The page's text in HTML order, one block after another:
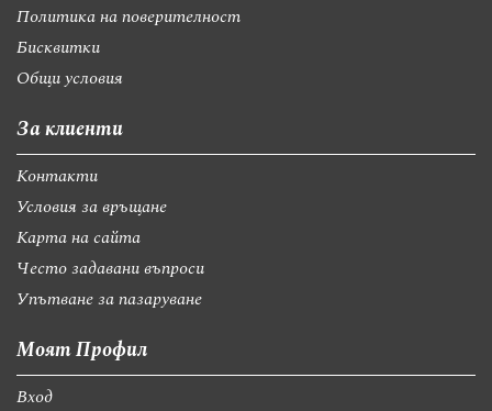
Политика на поверителност
Бисквитки
Общи условия
За клиенти
Контакти
Условия за връщане
Карта на сайта
Често задавани въпроси
Упътване за пазаруване
Моят Профил
Вход